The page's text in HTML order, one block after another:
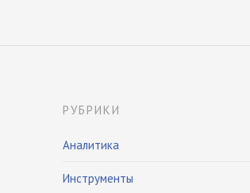
РУБРИКИ
Аналитика
Инструменты